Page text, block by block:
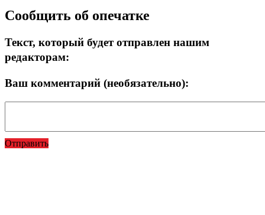
Сообщить об опечатке
Текст, который будет отправлен нашим
редакторам:
Ваш комментарий (необязательно):
Отправить